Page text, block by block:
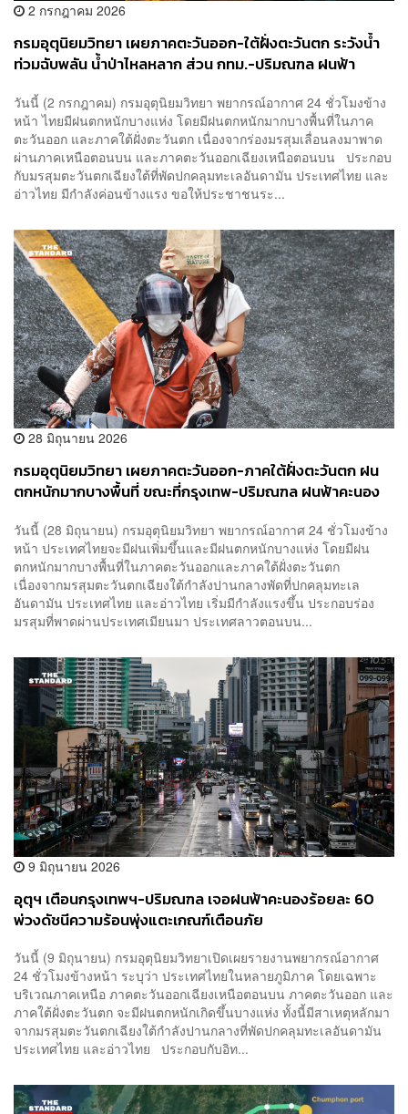
2 กรกฎาคม 2026
กรมอุตุนิยมวิทยา เผยภาคตะวันออก-ใต้ฝั่งตะวันตก ระวังน้ำ
ท่วมฉับพลัน น้ำป่าไหลหลาก ส่วน กทม.-ปริมณฑล ฝนฟ้า
วันนี้ (2 กรกฎาคม) กรมอุตุนิยมวิทยา พยากรณ์อากาศ 24 ชั่วโมงข้าง
หน้า ไทยมีฝนตกหนักบางแห่ง โดยมีฝนตกหนักมากบางพื้นที่ในภาค
ตะวันออก และภาคใต้ฝั่งตะวันตก เนื่องจากร่องมรสุมเลื่อนลงมาพาด
ผ่านภาคเหนือตอนบน และภาคตะวันออกเฉียงเหนือตอนบน ประกอบ
กับมรสุมตะวันตกเฉียงใต้ที่พัดปกคลุมทะเลอันดามัน ประเทศไทย และ
อ่าวไทย มีกำลังค่อนข้างแรง ขอให้ประชาชนระ...
28 มิถุนายน 2026
กรมอุตุนิยมวิทยา เผยภาคตะวันออก-ภาคใต้ฝั่งตะวันตก ฝน
ตกหนักมากบางพื้นที่ ขณะที่กรุงเทพ-ปริมณฑล ฝนฟ้าคะนอง
​วันนี้ (28 มิถุนายน) ​กรมอุตุนิยมวิทยา พยากรณ์อากาศ 24 ชั่วโมงข้าง
หน้า ประเทศไทยจะมีฝนเพิ่มขึ้นและมีฝนตกหนักบางแห่ง โดยมีฝน
ตกหนักมากบางพื้นที่ในภาคตะวันออกและภาคใต้ฝั่งตะวันตก
เนื่องจากมรสุมตะวันตกเฉียงใต้กำลังปานกลางพัดที่ปกคลุมทะเล
อันดามัน ประเทศไทย และอ่าวไทย เริ่มมีกำลังแรงขึ้น ประกอบร่อง
มรสุมที่พาดผ่านประเทศเมียนมา ประเทศลาวตอนบน...
9 มิถุนายน 2026
อุตุฯ เตือนกรุงเทพฯ-ปริมณฑล เจอฝนฟ้าคะนองร้อยละ 60
พ่วงดัชนีความร้อนพุ่งแตะเกณฑ์เตือนภัย
วันนี้ (9 มิถุนายน) กรมอุตุนิยมวิทยาเปิดเผยรายงานพยากรณ์อากาศ
24 ชั่วโมงข้างหน้า ระบุว่า ประเทศไทยในหลายภูมิภาค โดยเฉพาะ
บริเวณภาคเหนือ ภาคตะวันออกเฉียงเหนือตอนบน ภาคตะวันออก และ
ภาคใต้ฝั่งตะวันตก จะมีฝนตกหนักเกิดขึ้นบางแห่ง ทั้งนี้มีสาเหตุหลักมา
จากมรสุมตะวันตกเฉียงใต้กำลังปานกลางที่พัดปกคลุมทะเลอันดามัน
ประเทศไทย และอ่าวไทย ประกอบกับอิท...